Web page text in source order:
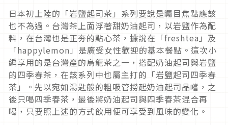
日本初上陸的「岩鹽起司茶」系列要說是矚目焦點應該
也不為過。台灣茶上面浮著甜奶油起司，以岩鹽作為配
料，在台灣也是正夯的點心茶，據說在「freshtea」及
「happylemon」是廣受女性歡迎的基本餐點。這次小
編享用的是台灣產的烏龍茶之一，搭配奶油起司與岩鹽
的四季春茶，在該系列中也屬主打的「岩鹽起司四季春
茶」。先以宛如湯匙般的粗吸管撈起奶油起司品嚐，之
後只喝四季春茶，最後將奶油起司與四季春茶混合再
喝，只要照上述的方式飲用便可享受到風味的變化。